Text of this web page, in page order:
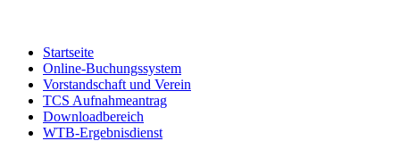
Startseite
Online-Buchungssystem
Vorstandschaft und Verein
TCS Aufnahmeantrag
Downloadbereich
WTB-Ergebnisdienst